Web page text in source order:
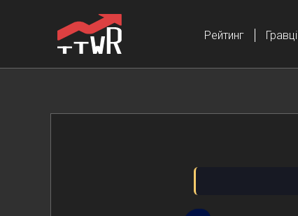
Рейтинг Гравці